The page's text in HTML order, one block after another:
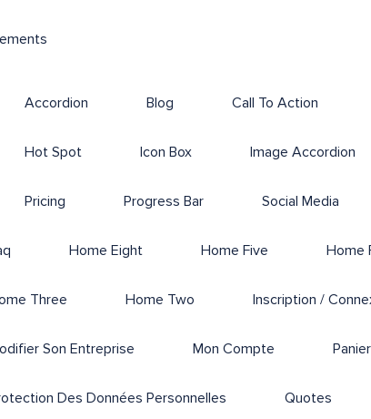
Accordion Blog Call To Action
Hot Spot Icon Box Image Accordion
Pricing Progress Bar Social Media
Home Eight Home Five Home
Three Home Two Inscription /
Son Entreprise Mon Compte Panier
Des Données Personnelles Quotes